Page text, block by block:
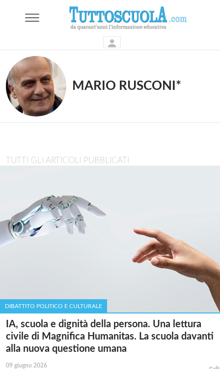
MARIO RUSCONI*
TUTTI GLI ARTICOLI PUBBLICATI
DIBATTITO POLITICO E CULTURALE
IA, scuola e dignità della persona. Una lettura
civile di Magnifica Humanitas. La scuola davanti
alla nuova questione umana
09 giugno 2026